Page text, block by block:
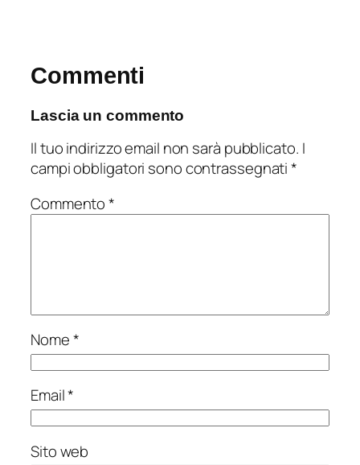
Commenti
Lascia un commento
Il tuo indirizzo email non sarà pubblicato. I
campi obbligatori sono contrassegnati*
Commento*
Nome*
Email*
Sito web